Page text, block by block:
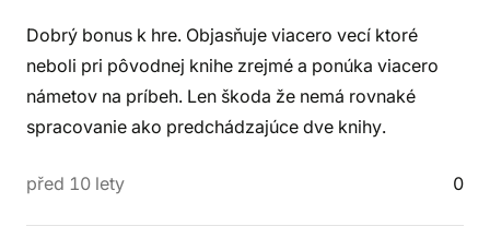
Dobrý bonus k hre. Objasňuje viacero vecí ktoré
neboli pri pôvodnej knihe zrejmé a ponúka viacero
námetov na príbeh. Len škoda že nemá rovnaké
spracovanie ako predchádzajúce dve knihy.
před 10 lety 0